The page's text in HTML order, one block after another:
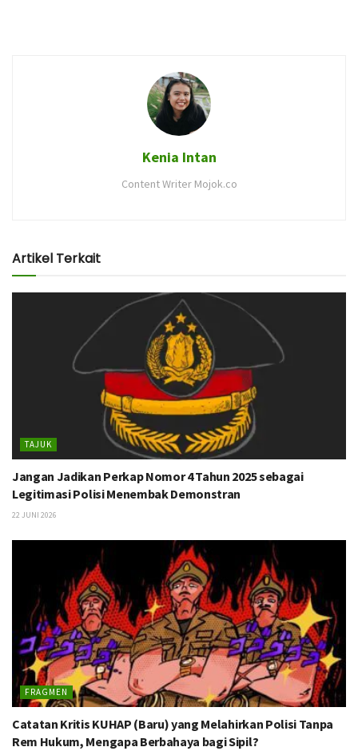
Kenia Intan
Content Writer Mojok.co
Artikel Terkait
TAJUK
Jangan Jadikan Perkap Nomor 4 Tahun 2025 sebagai
Legitimasi Polisi Menembak Demonstran
22 JUNI 2026
FRAGMEN
Catatan Kritis KUHAP (Baru) yang Melahirkan Polisi Tanpa
Rem Hukum, Mengapa Berbahaya bagi Sipil?